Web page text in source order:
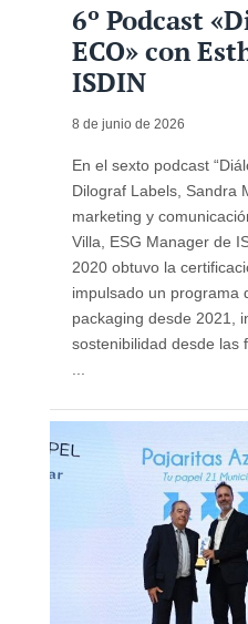
6º Podcast
ECO» con
ISDIN
8 de junio de 2026
En el sexto podcast
Dilograf Labels, Sandra
marketing y
Villa, ESG Manager de
2020 obtuvo la
impulsado un programa
packaging desde 2021,
sostenibilidad desde las